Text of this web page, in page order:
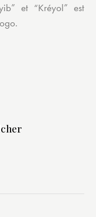
et “Kréyol” est